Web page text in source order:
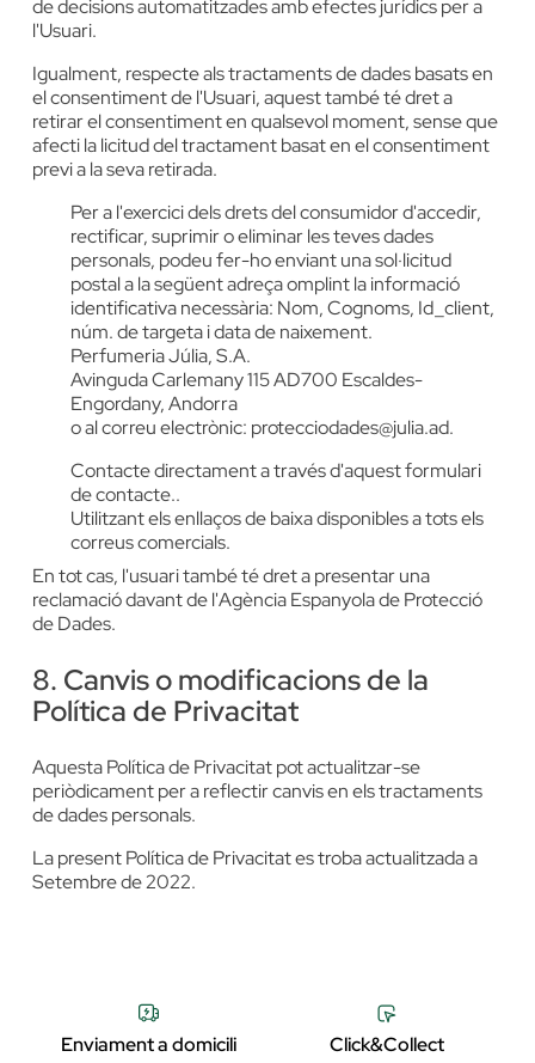
de decisions automatitzades amb efectes jurídics per a
l'Usuari.
Igualment, respecte als tractaments de dades basats en
el consentiment de l'Usuari, aquest també té dret a
retirar el consentiment en qualsevol moment, sense que
afecti la licitud del tractament basat en el consentiment
previ a la seva retirada.
Per a l'exercici dels drets del consumidor d'accedir,
rectificar, suprimir o eliminar les teves dades
personals, podeu fer-ho enviant una sol·licitud
postal a la següent adreça omplint la informació
identificativa necessària: Nom, Cognoms, Id_client,
núm. de targeta i data de naixement.
Perfumeria Júlia, S.A.
Avinguda Carlemany 115 AD700 Escaldes-
Engordany, Andorra
o al correu electrònic: protecciodades@julia.ad.
Contacte directament a través d'aquestformulari
de contacte..
Utilitzant els enllaços de baixa disponibles a tots els
correus comercials.
En tot cas, l'usuari també té dret a presentar una
reclamació davant de l'Agència Espanyola de Protecció
de Dades.
8. Canvis o modificacions de la
Política de Privacitat
Aquesta Política de Privacitat pot actualitzar-se
periòdicament per a reflectir canvis en els tractaments
de dades personals.
La present Política de Privacitat es troba actualitzada a
Setembre de 2022.
Enviament a domicili Click&Collect